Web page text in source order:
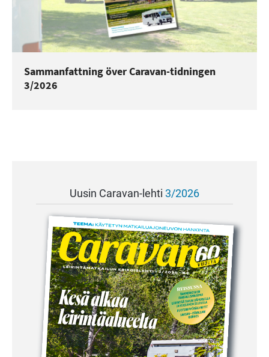
Sammanfattning över Caravan-tidningen
3/2026
Uusin Caravan-lehti 3/2026